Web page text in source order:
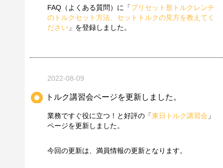
FAQ（よくある質問）に「プリセット形トルクレンチ
のトルクセット方法、セットトルクの見方を教えてく
ださい 」を登録しました。
2022-08-09
トルク講習会ページを更新しました。
業務ですぐ役に立つ！と好評の「東日トルク講習会 」
ページを更新しました。
今回の更新は、満員情報の更新となります。